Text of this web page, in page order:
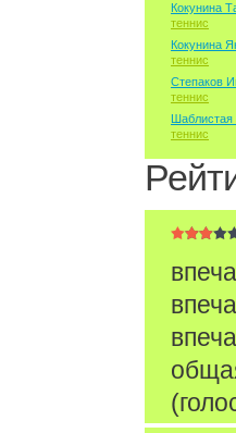
Кокунина
теннис
Кокунина
теннис
Степаков
теннис
теннис